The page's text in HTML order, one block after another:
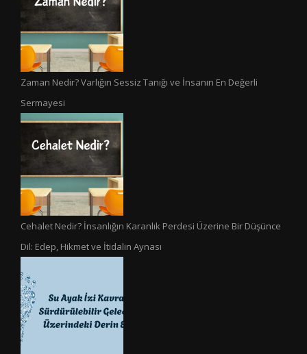
Zaman Nedir? Varlığın Sessiz Tanığı ve İnsanın En Değerli
Sermayesi
Cehalet Nedir? İnsanlığın Karanlık Perdesi Üzerine Bir Düşünce
Dil: Edep, Hikmet ve İtidalin Aynası